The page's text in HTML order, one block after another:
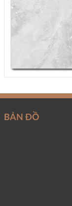
BẢN ĐỒ